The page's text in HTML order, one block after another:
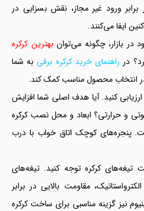
ورود غیر مجاز، نقش بسزایی در
ایفا می‌کنند.
در بازار، چگونه می‌توانبهترین کرکره
درراهنمای خرید کرکره برقیبه شما
انتخاب محصول مناسب کمک کند.
کنید. آیا هدف اصلی شما افزایش
و حرارتی؟ ابعاد و محل نصب کرکره
پنجره‌های کوچک اتاق خواب با درب
کرکره توجه کنید. تیغه‌های
مقاومت بالایی در برابر
نیز گزینه مناسبی برای ساخت کرکره